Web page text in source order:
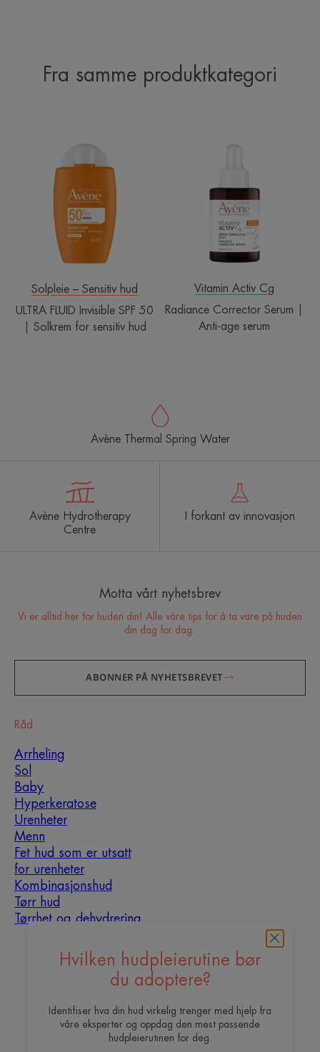
Fra samme produktkategori
Invisible
SPF
50
|
Solkrem
hud
Solpleie – Sensitiv hud
ULTRA FLUID Invisible SPF 50
| Solkrem for sensitiv hud
|
Anti-
age
serum
Vitamin Activ Cg
Radiance Corrector Serum |
Anti-age serum
Hvilken hudpleierutine bør
du adoptere?
Identifiser hva din hud virkelig trenger med hjelp fra
våre eksperter og oppdag den mest passende
hudpleierutinen for deg.
Avène Thermal Spring Water
Avène Hydrotherapy
Centre
I forkant av innovasjon
Motta vårt nyhetsbrev
Vi er alltid her for huden din! Alle våre tips for å ta vare på huden
din dag for dag.
ABONNER PÅ NYHETSBREVET
Råd
Arrheling
Sol
Baby
Hyperkeratose
Urenheter
Menn
Fet hud som er utsatt
for urenheter
Kombinasjonshud
Tørr hud
Tørrhet og dehydrering
Om oss
Vil du bli vår content
Kontakt